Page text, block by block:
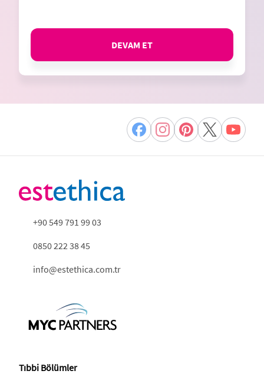
DEVAM ET
+90 549 791 99 03
0850 222 38 45
info@estethica.com.tr
Tıbbi Bölümler